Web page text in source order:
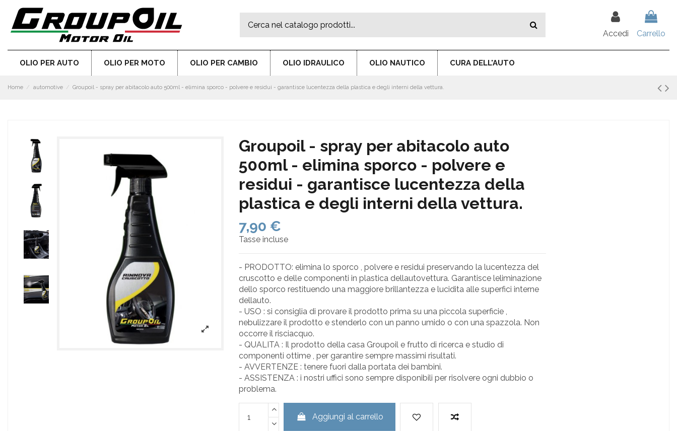
Accedi Carrello
OLIO PER AUTO OLIO PER MOTO OLIO PER CAMBIO OLIO IDRAULICO OLIO NAUTICO CURA DELL'AUTO
Home automotive Groupoil - spray per abitacolo auto 500ml - elimina sporco - polvere e residui - garantisce lucentezza della plastica e degli interni della vettura.
Groupoil - spray per abitacolo auto
500ml - elimina sporco - polvere e
residui - garantisce lucentezza della
plastica e degli interni della vettura.
7,90 €
Tasse incluse
- PRODOTTO: elimina lo sporco , polvere e residui preservando la lucentezza del
cruscotto e delle componenti in plastica dellautovettura. Garantisce leliminazione
dello sporco restituendo una maggiore brillantezza e lucidita alle superfici interne
dellauto.
- USO : si consiglia di provare il prodotto prima su una piccola superficie ,
nebulizzare il prodotto e stenderlo con un panno umido o con una spazzola. Non
occorre il risciacquo.
- QUALITA : Il prodotto della casa Groupoil e frutto di ricerca e studio di
componenti ottime , per garantire sempre massimi risultati.
- AVVERTENZE : tenere fuori dalla portata dei bambini.
- ASSISTENZA : i nostri uffici sono sempre disponibili per risolvere ogni dubbio o
problema.
Aggiungi al carrello